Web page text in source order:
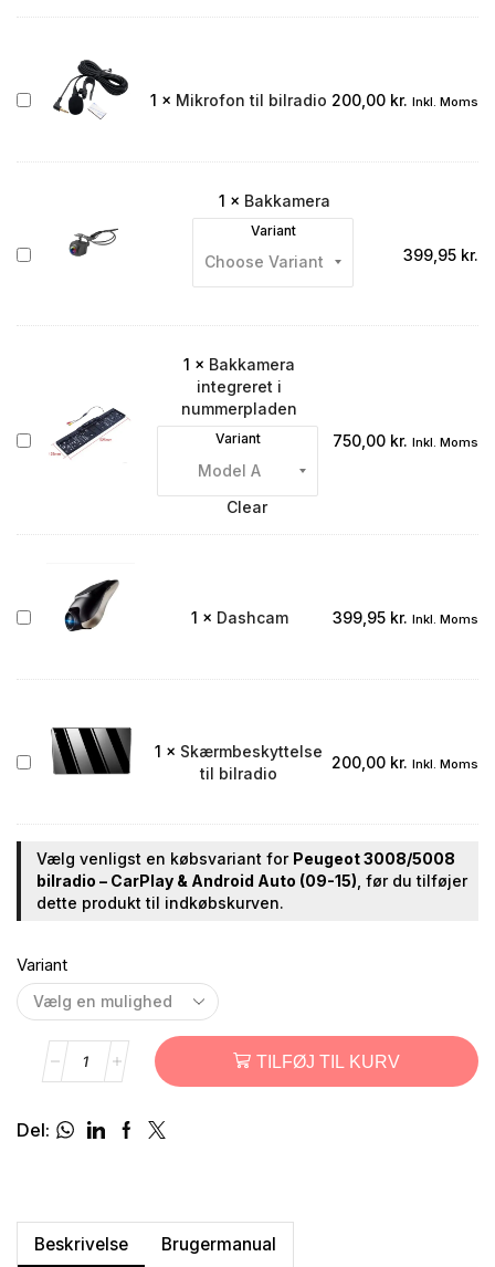
Android
15)
Mikrofon
1 × Mikrofon til bilradio 200,00 kr. Inkl. Moms
Bakkamera
1 × Bakkamera
Variant
399,95 kr.
Bakkamera
integreret
1 × Bakkamera
integreret i
nummerpladen
Variant
Clear
750,00 kr. Inkl. Moms
Dashcam 1 × Dashcam 399,95 kr. Inkl. Moms
Skærmbeskyttelse
1 × Skærmbeskyttelse
til bilradio
200,00 kr. Inkl. Moms
Vælg venligst en købsvariant for Peugeot 3008/5008
bilradio – CarPlay & Android Auto (09-15) , før du tilføjer
dette produkt til indkøbskurven.
Variant
TILFØJ TIL KURV
Del:
Beskrivelse Brugermanual